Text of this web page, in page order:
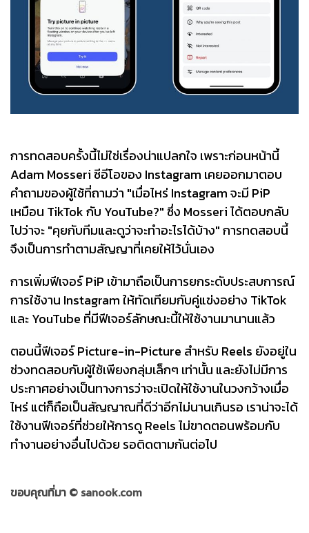
การทดสอบครั้งนี้ไม่ใช่เรื่องน่าแปลกใจ เพราะก่อนหน้านี้
Adam Mosseri ซีอีโอของ Instagram เคยออกมาตอบ
คำถามของผู้ใช้ที่ถามว่า "เมื่อไหร่ Instagram จะมี PiP
เหมือน TikTok กับ YouTube?" ซึ่ง Mosseri ได้ตอบกลับ
ไปว่าจะ "คุยกับทีมและดูว่าจะทำอะไรได้บ้าง" การทดสอบนี้
จึงเป็นการทำตามสัญญาที่เคยให้ไว้นั่นเอง
การเพิ่มฟีเจอร์ PiP เข้ามาถือเป็นการยกระดับประสบการณ์
การใช้งาน Instagram ให้ทัดเทียมกับคู่แข่งอย่าง TikTok
และ YouTube ที่มีฟีเจอร์ลักษณะนี้ให้ใช้งานมานานแล้ว
ตอนนี้ฟีเจอร์ Picture-in-Picture สำหรับ Reels ยังอยู่ใน
ช่วงทดสอบกับผู้ใช้เพียงกลุ่มเล็กๆ เท่านั้น และยังไม่มีการ
ประกาศอย่างเป็นทางการว่าจะเปิดให้ใช้งานในวงกว้างเมื่อ
ไหร่ แต่ก็ถือเป็นสัญญาณที่ดีว่าอีกไม่นานเกินรอ เราน่าจะได้
ใช้งานฟีเจอร์ที่ช่วยให้การดู Reels ไม่ขาดตอนพร้อมกับ
ทำงานอย่างอื่นไปด้วย รอติดตามกันต่อไป
ขอบคุณที่มา © sanook.com